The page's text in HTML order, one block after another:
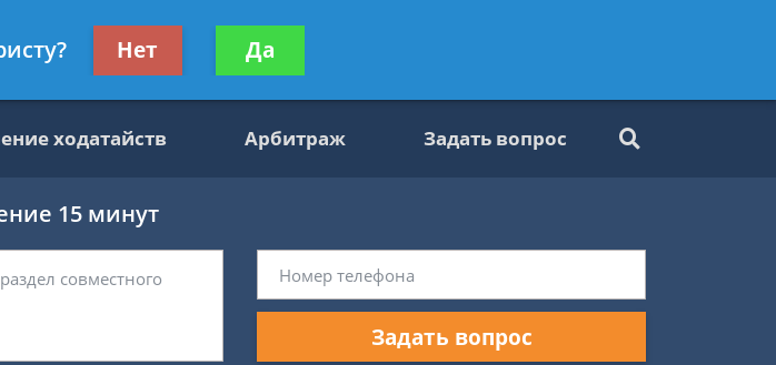
Получите консультацию
бесплатно
ходатайств Арбитраж Задать вопрос
15 минут
Задать вопрос
Нет Да